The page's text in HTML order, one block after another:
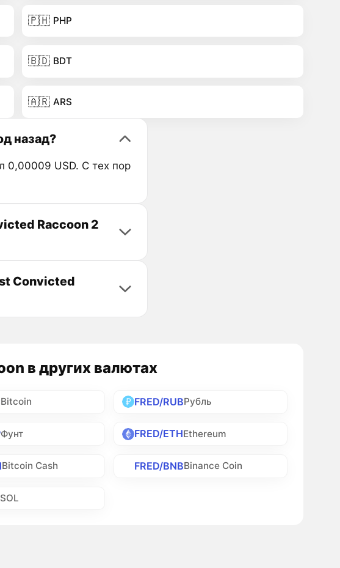
🇵🇭 PHP
🇧🇩 BDT
🇦🇷 ARS
назад?
0,00009 USD. С тех пор
Raccoon 2
Convicted
в других валютах
Bitcoin FRED/RUBРубль
Фунт FRED/ETHEthereum
Bitcoin Cash FRED/BNBBinance Coin
SOL